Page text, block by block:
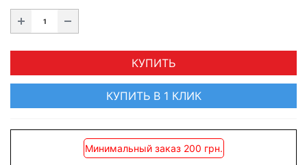
КУПИТЬ
КУПИТЬ В 1 КЛИК
Минимальный заказ 200 грн.